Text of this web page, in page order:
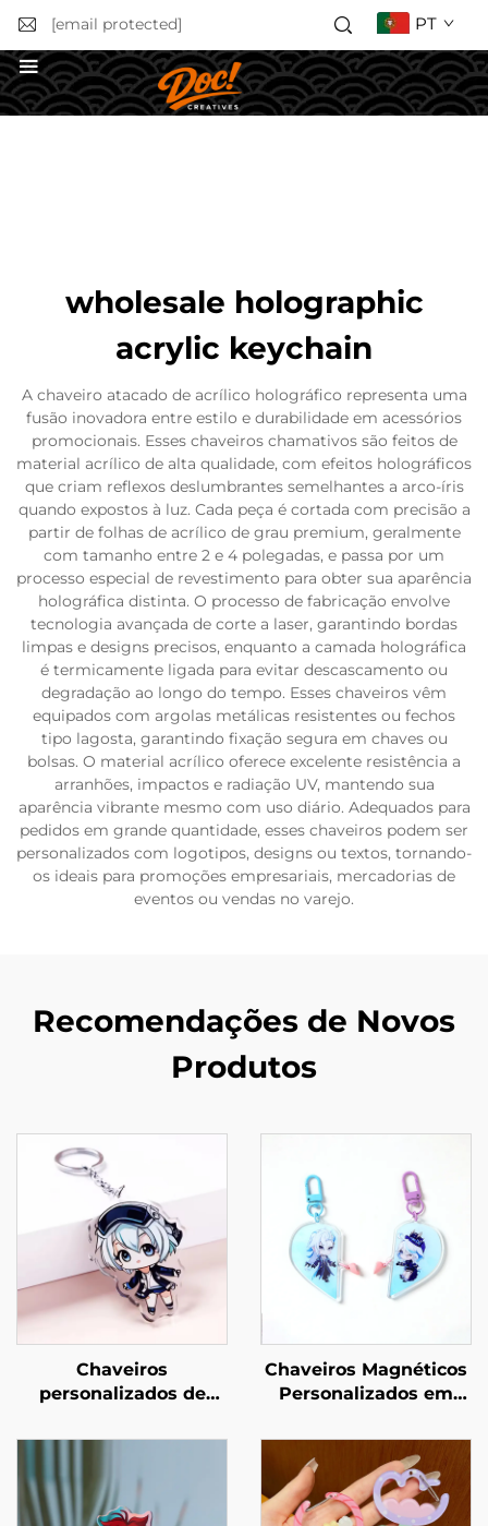
[email protected] PT
wholesale holographic
acrylic keychain
A chaveiro atacado de acrílico holográfico representa uma
fusão inovadora entre estilo e durabilidade em acessórios
promocionais. Esses chaveiros chamativos são feitos de
material acrílico de alta qualidade, com efeitos holográficos
que criam reflexos deslumbrantes semelhantes a arco-íris
quando expostos à luz. Cada peça é cortada com precisão a
partir de folhas de acrílico de grau premium, geralmente
com tamanho entre 2 e 4 polegadas, e passa por um
processo especial de revestimento para obter sua aparência
holográfica distinta. O processo de fabricação envolve
tecnologia avançada de corte a laser, garantindo bordas
limpas e designs precisos, enquanto a camada holográfica
é termicamente ligada para evitar descascamento ou
degradação ao longo do tempo. Esses chaveiros vêm
equipados com argolas metálicas resistentes ou fechos
tipo lagosta, garantindo fixação segura em chaves ou
bolsas. O material acrílico oferece excelente resistência a
arranhões, impactos e radiação UV, mantendo sua
aparência vibrante mesmo com uso diário. Adequados para
pedidos em grande quantidade, esses chaveiros podem ser
personalizados com logotipos, designs ou textos, tornando-
os ideais para promoções empresariais, mercadorias de
eventos ou vendas no varejo.
Recomendações de Novos
Produtos
Chaveiros
personalizados de
Chaveiros Magnéticos
Personalizados em